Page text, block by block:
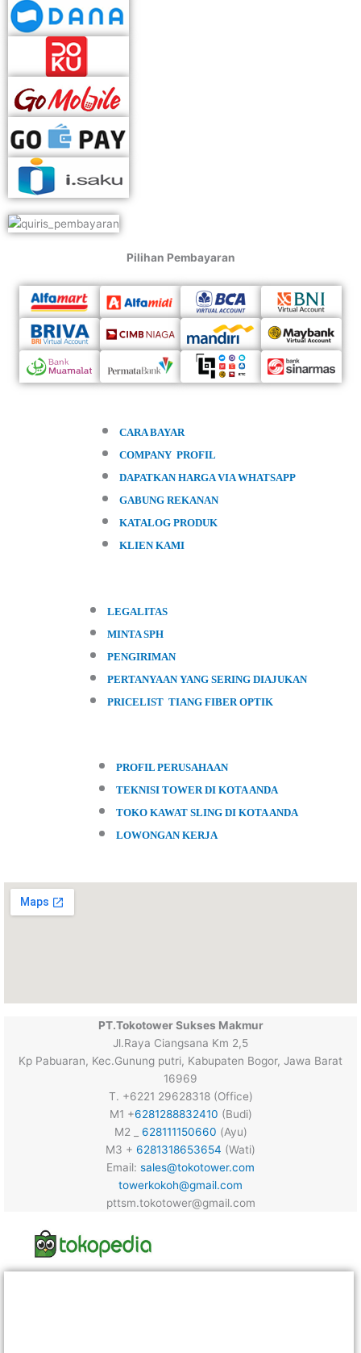
Pilihan Pembayaran
CARA BAYAR
COMPANY PROFIL
DAPATKAN HARGA VIA WHATSAPP
GABUNG REKANAN
KATALOG PRODUK
KLIEN KAMI
LEGALITAS
MINTA SPH
PENGIRIMAN
PERTANYAAN YANG SERING DIAJUKAN
PRICELIST TIANG FIBER OPTIK
PROFIL PERUSAHAAN
TEKNISI TOWER DI KOTA ANDA
TOKO KAWAT SLING DI KOTA ANDA
LOWONGAN KERJA
PT.Tokotower Sukses Makmur
Jl.Raya Ciangsana Km 2,5
Kp Pabuaran, Kec.Gunung putri, Kabupaten Bogor, Jawa Barat
16969
T. +6221 29628318 (Office)
M1 +6281288832410 (Budi)
M2 _ 628111150660 (Ayu)
M3 + 6281318653654 (Wati)
Email: sales@tokotower.com
towerkokoh@gmail.com
pttsm.tokotower@gmail.com